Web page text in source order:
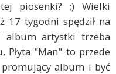
piosenki? ;) Wielki
17 tygodni spędził na
album artystki trzeba
Płyta "Man" to przede
album i być